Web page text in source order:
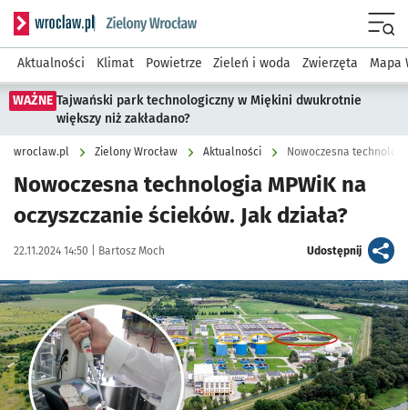
Serwis informacyjny wroclaw.pl podserwis: Środowisko we
Aktualności Klimat Powietrze Zieleń i woda Zwierzęta Mapa
WAŻNE Tajwański park technologiczny w Miękini dwukrotnie
większy niż zakładano?
wroclaw.pl Zielony Wrocław Aktualności Nowoczesna
Nowoczesna technologia MPWiK na
oczyszczanie ścieków. Jak działa?
Data publikacji:
22.11.2024 14:50 | Autor:
Bartosz Moch Udostępnijartykuł
Kliknij, aby powiększyć